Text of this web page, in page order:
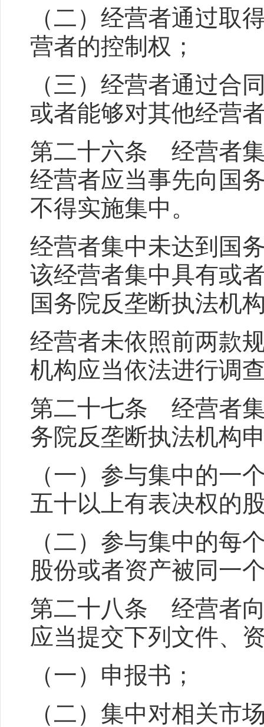
（二）经营者通过取
营者的控制权；
（三）经营者通过合
或者能够对其他经营
第二十六条 经营者
经营者应当事先向国
不得实施集中。
经营者集中未达到国
该经营者集中具有或
国务院反垄断执法机
经营者未依照前两款
机构应当依法进行调
第二十七条 经营者
务院反垄断执法机构
（一）参与集中的一
五十以上有表决权的
（二）参与集中的每
股份或者资产被同一
第二十八条 经营者
应当提交下列文件、
（一）申报书；
（二）集中对相关市